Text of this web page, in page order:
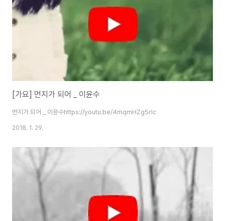
[가요] 먼지가 되어 _ 이윤수
먼지가 되어 _ 이윤수https://youtu.be/4mqmHZg5rIc
2018. 1. 29.